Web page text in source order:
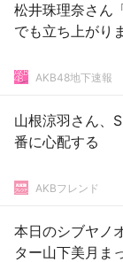
松井珠理奈さん
でも立ち上がり
AKB48地下速報
山根涼羽さん、
番に心配する
AKBフレンド
本日のシブヤノ
ター山下美月ま